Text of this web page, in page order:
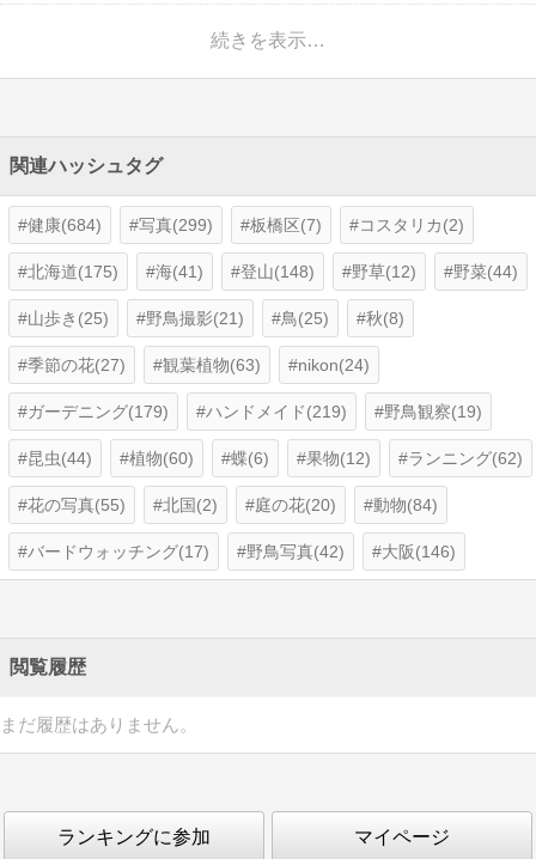
続きを表示…
関連ハッシュタグ
健康(684) 写真(299) 板橋区(7) コスタリカ(2)
北海道(175) 海(41) 登山(148) 野草(12) 野菜(44)
山歩き(25) 野鳥撮影(21) 鳥(25) 秋(8)
季節の花(27) 観葉植物(63) nikon(24)
ガーデニング(179) ハンドメイド(219) 野鳥観察(19)
昆虫(44) 植物(60) 蝶(6) 果物(12) ランニング(62)
花の写真(55) 北国(2) 庭の花(20) 動物(84)
バードウォッチング(17) 野鳥写真(42) 大阪(146)
閲覧履歴
まだ履歴はありません。
ランキングに参加 マイページ